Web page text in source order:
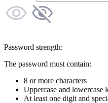
Password strength:
The password must contain:
8 or more characters
Uppercase and lowercase
At least one digit and